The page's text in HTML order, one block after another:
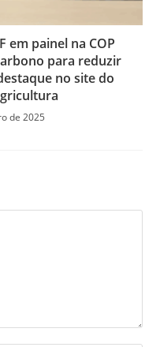
em painel na COP
para reduzir
no site do
de 2025